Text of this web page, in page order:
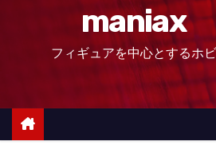
maniax
フィギュアを中心とするホ